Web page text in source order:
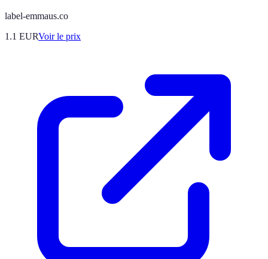
label-emmaus.co
1.1 EURVoir le prix